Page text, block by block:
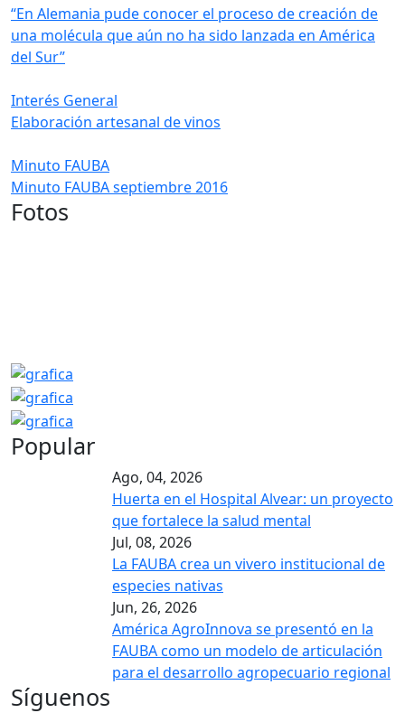
“En Alemania pude conocer el proceso de creación de
una molécula que aún no ha sido lanzada en América
del Sur”
Interés General
Elaboración artesanal de vinos
Minuto FAUBA
Minuto FAUBA septiembre 2016
Fotos
Popular
Ago, 04, 2026
Huerta en el Hospital Alvear: un proyecto
que fortalece la salud mental
Jul, 08, 2026
La FAUBA crea un vivero institucional de
especies nativas
Jun, 26, 2026
América AgroInnova se presentó en la
FAUBA como un modelo de articulación
para el desarrollo agropecuario regional
Síguenos